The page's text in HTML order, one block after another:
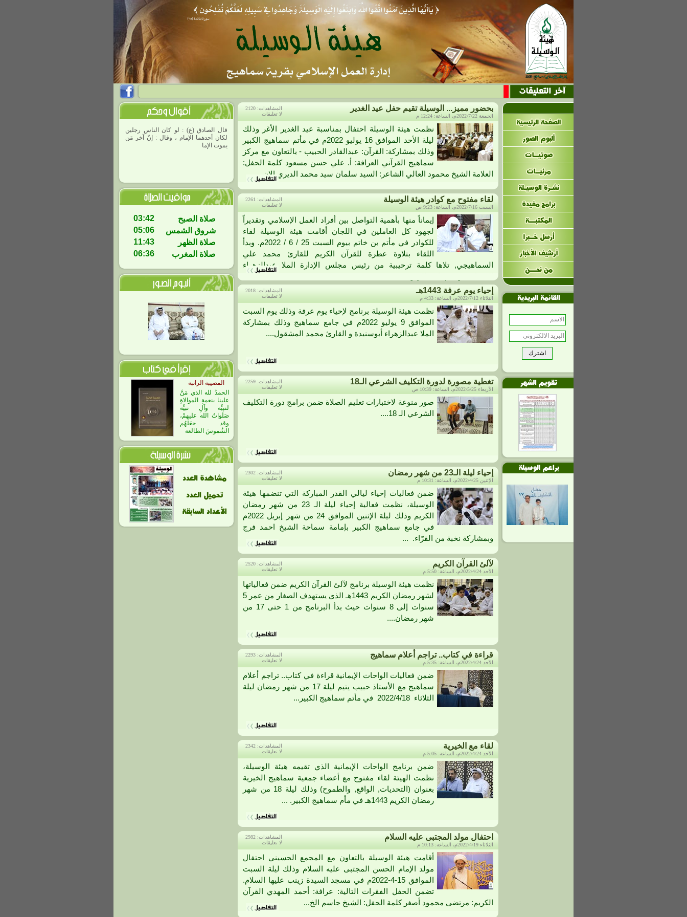
قال الصادق (ع) : لو كان الناس رجلين
لكان أحدهما الإمام ، وقال : إنّ آخر مَن
يموت الإمام ، لئ
صلاة الصبح
03:42
شروق الشمس
05:06
صلاة الظهر
11:43
صلاة المغرب
06:36
المصيبة الراتبة
الحمدُ لله الذي مَنَّ
علينا بنعمةِ الموالاةِ
لنبيِّه وآلِ نبيِّه
صَلَواتُ الله عليهمْ،
وقد جعَلَهُم
الشُموسَ الطالعة
بحضور مميز... الوسيلة تقيم حفل عيد الغدير
المشاهدات: 2120
لا تعليقات
الجمعة 22\7\2022م، الساعة: 12:24 م
نظمت هيئة الوسيلة احتفال بمناسبة عيد الغدير الأغر وذلك
ليلة الأحد الموافق 16 يوليو 2022م في مأتم سماهيج الكبير
وذلك بمشاركة: القرآن: عبدالقادر الحبيب - بالتعاون مع مركز
سماهيج القرآني العرافة: أ. علي حسن مسعود كلمة الحفل:
العلامة الشيخ محمود العالي الشاعر: السيد سلمان سيد محمد الديري الان...
لقاء مفتوح مع كوادر هيئة الوسيلة
المشاهدات: 2261
لا تعليقات
السبت 16\7\2022م، الساعة: 9:23 ص
إيماناً منها بأهمية التواصل بين أفراد العمل الإسلامي وتقديراً
لجهود كل العاملين في اللجان أقامت هيئة الوسيلة لقاء
للكوادر في مأتم بن خاتم بيوم السبت 25 / 6 / 2022م. وبدأ
اللقاء بتلاوة عطرة للقرآن الكريم للقارئ محمد علي
السماهيجي, تلاها كلمة ترحيبية من رئيس مجلس الإدارة الملا عبدالزهراء
إحياء يوم عرفة 1443هـ
المشاهدات: 2018
لا تعليقات
الثلاثاء 12\7\2022م، الساعة: 4:33 م
نظمت هيئة الوسيلة برنامج لإحياء يوم عرفة وذلك يوم السبت
الموافق 9 يوليو 2022م في جامع سماهيج وذلك بمشاركة
الملا عبدالزهراء أبوسنيدة و القارئ محمد المشقول....
تغطية مصورة لدورة التكليف الشرعي الـ18
المشاهدات: 2259
لا تعليقات
الأربعاء 25\5\2022م، الساعة: 10:39 ص
صور منوعة لاختبارات تعليم الصلاة ضمن برامج دورة التكليف
الشرعي الـ 18....
إحياء ليلة الـ23 من شهر رمضان
المشاهدات: 2302
لا تعليقات
الإثنين 25\4\2022م، الساعة: 10:31 م
ضمن فعاليات إحياء ليالي القدر المباركة التي تنضمها هيئة
الوسيلة، نظمت فعالية إحياء ليلة الـ 23 من شهر رمضان
الكريم وذلك ليلة الإثنين الموافق 24 من شهر إبريل 2022م
في جامع سماهيج الكبير بإمامة سماحة الشيخ احمد فرج
وبمشاركة نخبة من القرّاء. ...
لآلئ القرآن الكريم
المشاهدات: 2520
لا تعليقات
الأحد 24\4\2022م، الساعة: 5:50 م
نظمت هيئة الوسيلة برنامج لآلئ القرآن الكريم ضمن فعالياتها
لشهر رمضان الكريم 1443هـ الذي يستهدف الصغار من عمر 5
سنوات إلى 8 سنوات حيث بدأ البرنامج من 1 حتى 17 من
شهر رمضان....
قراءة في كتاب.. تراجم أعلام سماهيج
المشاهدات: 2293
لا تعليقات
الأحد 24\4\2022م، الساعة: 5:35 م
ضمن فعاليات الواحات الإيمانية قراءة في كتاب.. تراجم أعلام
سماهيج مع الأستاذ حبيب يتيم ليلة 17 من شهر رمضان ليلة
الثلاثاء 2022/4/18 في مأتم سماهيج الكبير...
لقاء مع الخيرية
المشاهدات: 2342
لا تعليقات
الأحد 24\4\2022م، الساعة: 5:05 م
ضمن برنامج الواحات الإيمانية الذي تقيمه هيئة الوسيلة،
نظمت الهيئة لقاء مفتوح مع أعضاء جمعية سماهيج الخيرية
بعنوان (التحديات, الواقع, والطموح) وذلك ليلة 18 من شهر
رمضان الكريم 1443هـ في مأم سماهيج الكبير. ...
احتفال مولد المجتبى عليه السلام
المشاهدات: 2982
لا تعليقات
الثلاثاء 19\4\2022م، الساعة: 10:13 م
أقامت هيئة الوسيلة بالتعاون مع المجمع الحسيني احتفال
مولد الإمام الحسن المجتبى عليه السلام وذلك ليلة السبت
الموافق 15-4-2022م في مسجد السيدة زينب عليها السلام.
تضمن الحفل الفقرات التالية: عرافة: أحمد المهدي القرآن
الكريم: مرتضى محمود أصغر كلمة الحفل: الشيخ جاسم الخ...